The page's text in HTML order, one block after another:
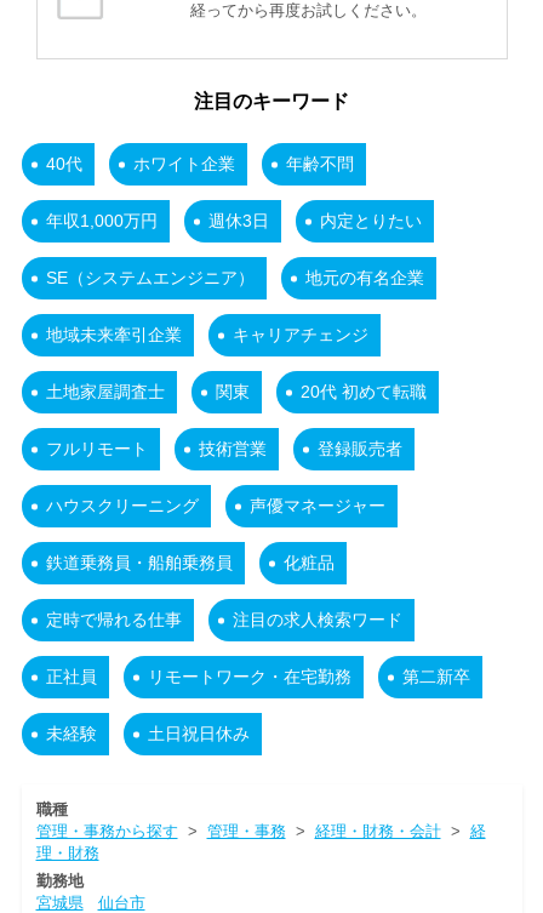
経ってから再度お試しください。
注目のキーワード
40代 ホワイト企業 年齢不問
年収1,000万円 週休3日 内定とりたい
SE（システムエンジニア） 地元の有名企業
地域未来牽引企業 キャリアチェンジ
土地家屋調査士 関東 20代 初めて転職
フルリモート 技術営業 登録販売者
ハウスクリーニング 声優マネージャー
鉄道乗務員・船舶乗務員 化粧品
定時で帰れる仕事 注目の求人検索ワード
正社員 リモートワーク・在宅勤務 第二新卒
未経験 土日祝日休み
職種
管理・事務から探す > 管理・事務> 経理・財務・会計> 経
理・財務
勤務地
宮城県
仙台市